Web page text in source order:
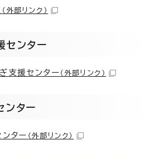
（外部リンク）
センター
支援センター （外部リンク）
ンター
ター （外部リンク）